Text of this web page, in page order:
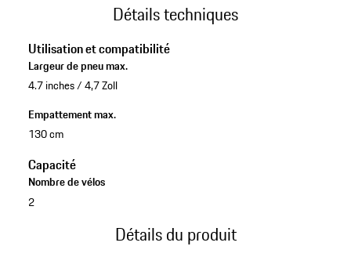
Détails techniques
Utilisation et compatibilité
Largeur de pneu max.
4.7 inches / 4,7 Zoll
Empattement max.
130 cm
Capacité
Nombre de vélos
2
Détails du produit